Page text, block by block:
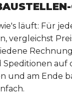
läuft: Für
vergleichst
Speditionen auf
und am Ende